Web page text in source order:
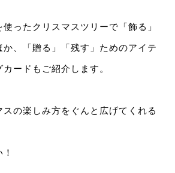
ったクリスマスツリーで「飾る」
、「贈る」「残す」ためのアイテ
ードもご紹介します。
の楽しみ方をぐんと広げてくれる